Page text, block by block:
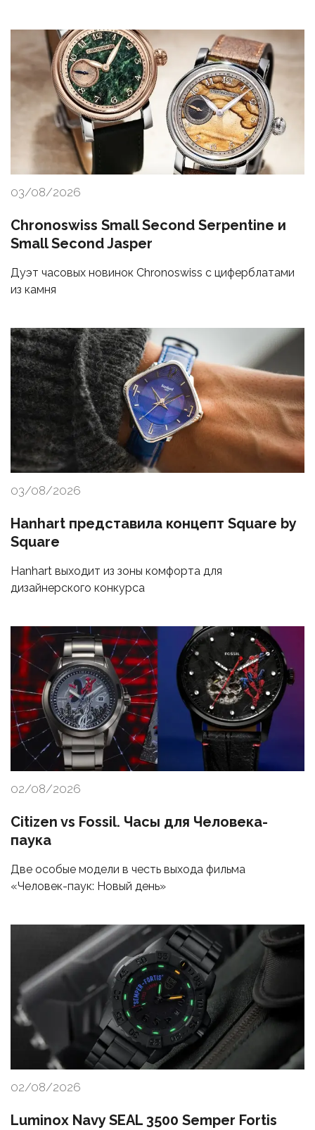
03/08/2026
Chronoswiss Small Second Serpentine и
Small Second Jasper
Дуэт часовых новинок Chronoswiss с циферблатами
из камня
03/08/2026
Hanhart представила концепт Square by
Square
Hanhart выходит из зоны комфорта для
дизайнерского конкурса
02/08/2026
Citizen vs Fossil. Часы для Человека-
паука
Две особые модели в честь выхода фильма
«Человек-паук: Новый день»
02/08/2026
Luminox Navy SEAL 3500 Semper Fortis